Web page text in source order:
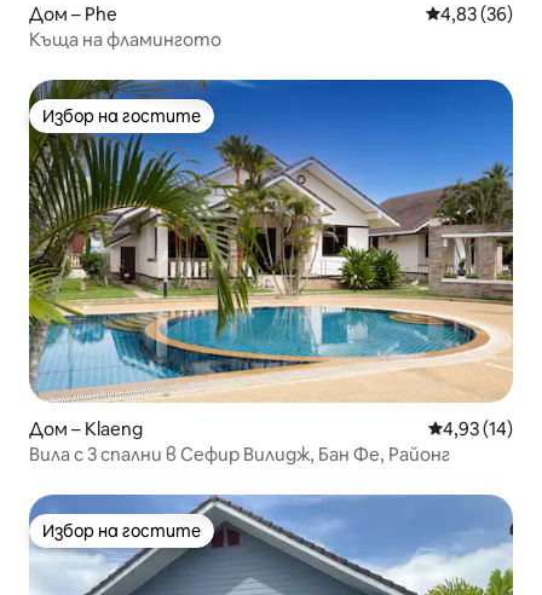
Дом – Phe Средна
4,83 (36)
Къща на фламингото
Избор на гостите
Избор на гостите
Дом – Klaeng Средна
4,93 (14)
Вила с 3 спални в Сефир Вилидж, Бан Фе, Районг
Избор на гостите
Избор на гостите